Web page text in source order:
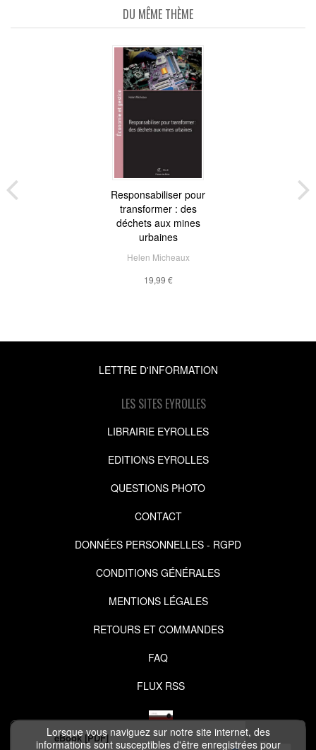
Lorsque vous naviguez sur notre site internet, des
informations sont susceptibles d'être enregistrées pour
eBook [PDF]
DU MÊME THÈME
Responsabiliser pour
transformer : des
déchets aux mines
urbaines
Helen Micheaux
19,99 €
LETTRE D'INFORMATION
LES SITES EYROLLES
LIBRAIRIE EYROLLES
EDITIONS EYROLLES
QUESTIONS PHOTO
CONTACT
DONNÉES PERSONNELLES - RGPD
CONDITIONS GÉNÉRALES
MENTIONS LÉGALES
RETOURS ET COMMANDES
FAQ
FLUX RSS